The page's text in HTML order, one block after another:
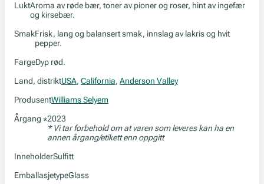
LuktAroma av røde bær, toner av pioner og roser, hint av ingefær
og kirsebær.
SmakFrisk, lang og balansert smak, innslag av lakris og hvit
pepper.
FargeDyp rød.
Land, distriktUSA, California, Anderson Valley
ProdusentWilliams Selyem
Årgang *2023
* Vi tar forbehold om at varen som leveres kan ha en
annen årgang/etikett enn oppgitt
InneholderSulfitt
EmballasjetypeGlass